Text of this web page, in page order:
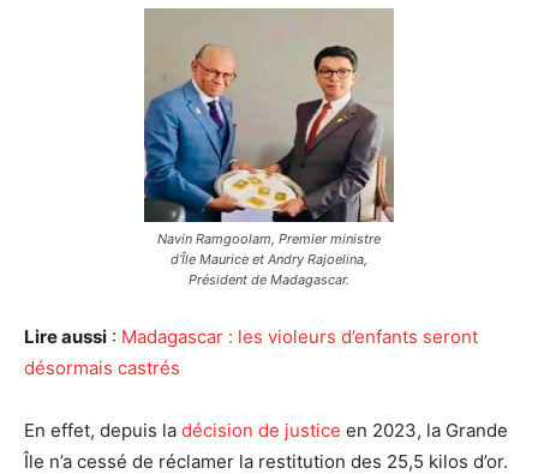
Navin Ramgoolam, Premier ministre
d’Île Maurice et Andry Rajoelina,
Président de Madagascar.
Lire aussi : Madagascar : les violeurs d’enfants seront
désormais castrés
En effet, depuis la décision de justice en 2023, la Grande
Île n’a cessé de réclamer la restitution des 25,5 kilos d’or.